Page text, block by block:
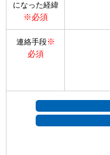
になった経緯
※必須
連絡手段※
必須